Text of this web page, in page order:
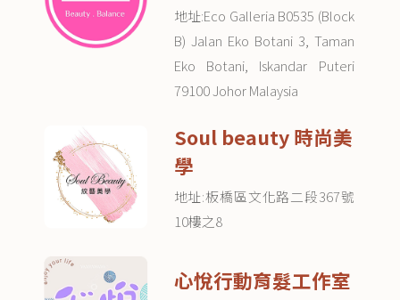
地址:Eco Galleria B0535 (Block
B) Jalan Eko Botani 3, Taman
Eko Botani, Iskandar Puteri
79100 Johor Malaysia
Soul beauty 時尚美
學
地址:板橋區文化路二段367號
10樓之8
心悅行動育髮工作室